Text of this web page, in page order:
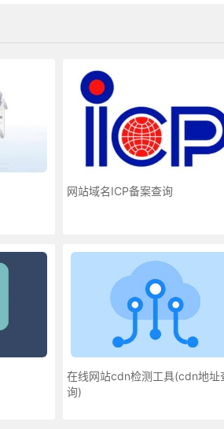
网站域名ICP备案查询
在线网站cdn检测工具(cdn地址
询)